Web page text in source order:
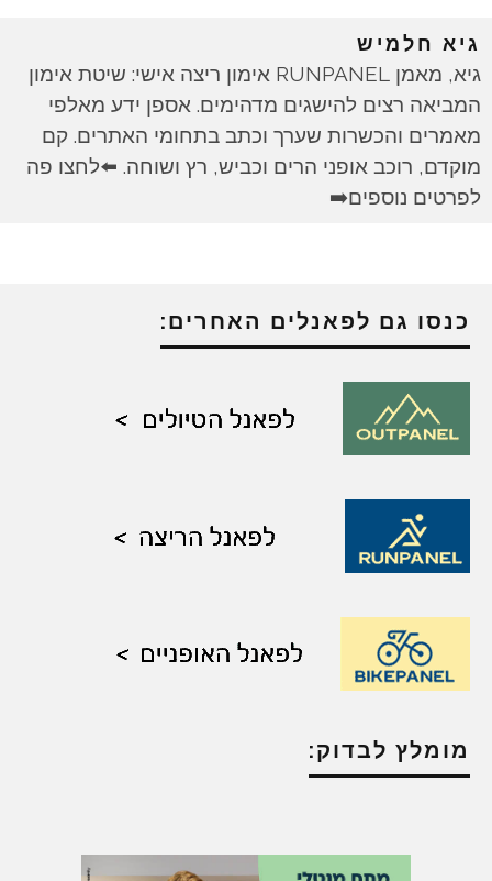
גיא חלמיש
גיא, מאמן RUNPANEL אימון ריצה אישי: שיטת אימון
המביאה רצים להישגים מדהימים. אספן ידע מאלפי
מאמרים והכשרות שערך וכתב בתחומי האתרים. קם
מוקדם, רוכב אופני הרים וכביש, רץ ושוחה. ⬅️לחצו פה
לפרטים נוספים➡️
כנסו גם לפאנלים האחרים:
מומלץ לבדוק: